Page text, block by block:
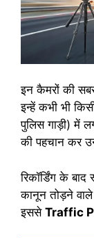
इन कैमरों की
इन्हें कभी भी
पुलिस गाड़ी) में
की पहचान कर
रिकॉर्डिंग के
कानून तोड़ने
इससे Traffic